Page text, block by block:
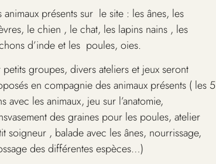
animaux présents sur le site : les ânes, les
le chien , le chat, les lapins nains , les
d’inde et les poules, oies.
petits groupes, divers ateliers et jeux seront
en compagnie des animaux présents ( les 5
avec les animaux, jeu sur l’anatomie,
des graines pour les poules, atelier
soigneur , balade avec les ânes, nourrissage,
des différentes espèces…)